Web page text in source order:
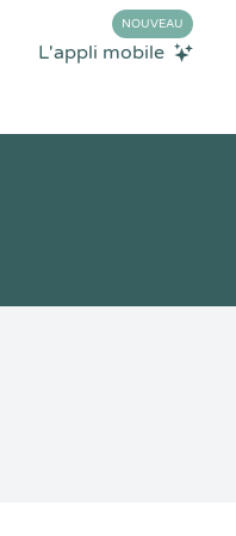
L'appli mobile
NOUVEAU